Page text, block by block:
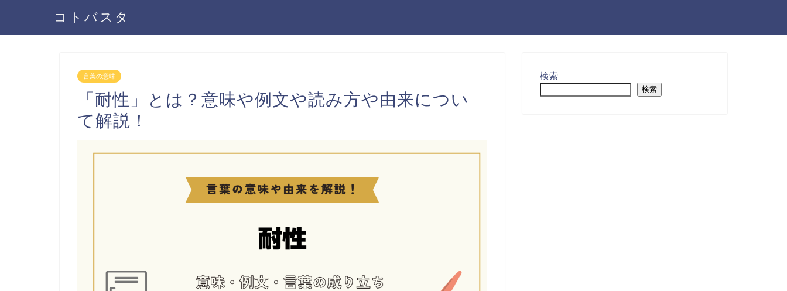
コトバスタ
言葉の意味
「耐性」とは？意味や例文や読み方や由来につい
て解説！
検索
検索